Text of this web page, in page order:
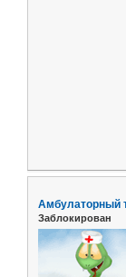
Амбулаторный
Заблокирован